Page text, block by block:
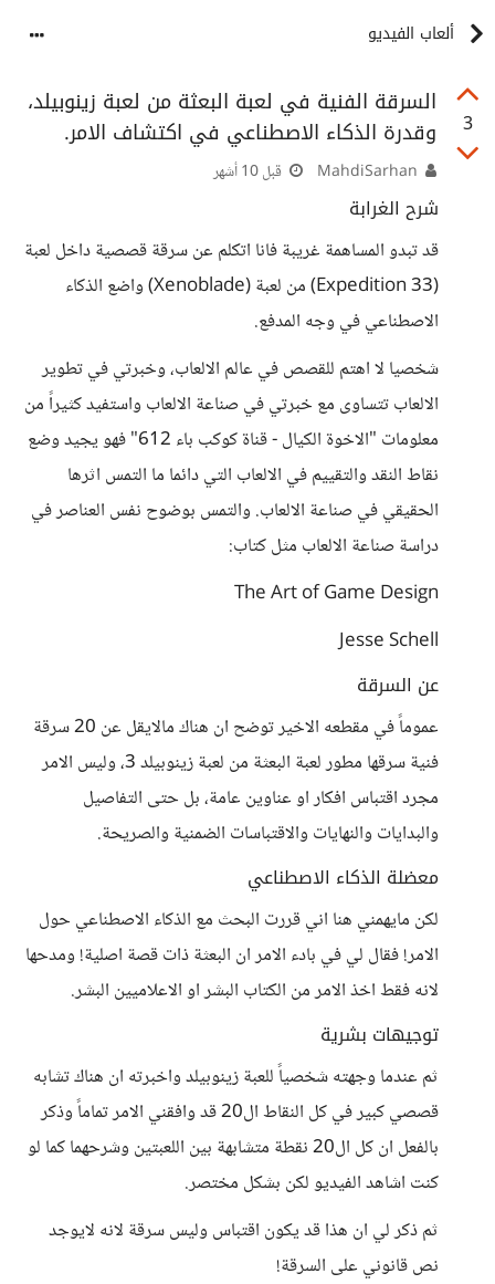
ألعاب الفيديو
3
السرقة الفنية في لعبة البعثة من لعبة زينوبيلد،
وقدرة الذكاء الاصطناعي في اكتشاف الامر.
قبل 10 أشهر
شرح الغرابة
قد تبدو المساهمة غريبة فانا اتكلم عن سرقة قصصية داخل لعبة
(Expedition 33) من لعبة (Xenoblade) واضع الذكاء
الاصطناعي في وجه المدفع.
شخصيا لا اهتم للقصص في عالم الالعاب، وخبرتي في تطوير
الالعاب تتساوى مع خبرتي في صناعة الالعاب واستفيد كثيراً من
معلومات "الاخوة الكيال - قناة كوكب باء 612" فهو يجيد وضع
نقاط النقد والتقييم في الالعاب التي دائما ما التمس اثرها
الحقيقي في صناعة الالعاب. والتمس بوضوح نفس العناصر في
دراسة صناعة الالعاب مثل كتاب:
The Art of Game Design
Jesse Schell
عن السرقة
عموماً في مقطعه الاخير توضح ان هناك مالايقل عن 20 سرقة
فنية سرقها مطور لعبة البعثة من لعبة زينوبيلد 3، وليس الامر
مجرد اقتباس افكار او عناوين عامة، بل حتى التفاصيل
والبدايات والنهايات والاقتباسات الضمنية والصريحة.
معضلة الذكاء الاصطناعي
لكن مايهمني هنا اني قررت البحث مع الذكاء الاصطناعي حول
الامر! فقال لي في بادء الامر ان البعثة ذات قصة اصلية! ومدحها
لانه فقط اخذ الامر من الكتاب البشر او الاعلاميين البشر.
توجيهات بشرية
ثم عندما وجهته شخصياً للعبة زينوبيلد واخبرته ان هناك تشابه
قصصي كبير في كل النقاط ال20 قد وافقني الامر تماماً وذكر
بالفعل ان كل ال20 نقطة متشابهة بين اللعبتين وشرحهما كما لو
كنت اشاهد الفيديو لكن بشكل مختصر.
ثم ذكر لي ان هذا قد يكون اقتباس وليس سرقة لانه لايوجد
نص قانوني على السرقة!